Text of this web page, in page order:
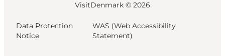
VisitDenmark © 2026
Data Protection
Notice
WAS (Web Accessibility
Statement)